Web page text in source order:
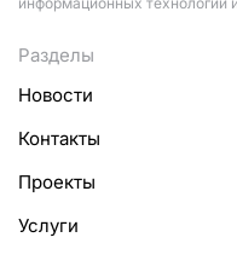
Разделы
Новости
Контакты
Проекты
Услуги